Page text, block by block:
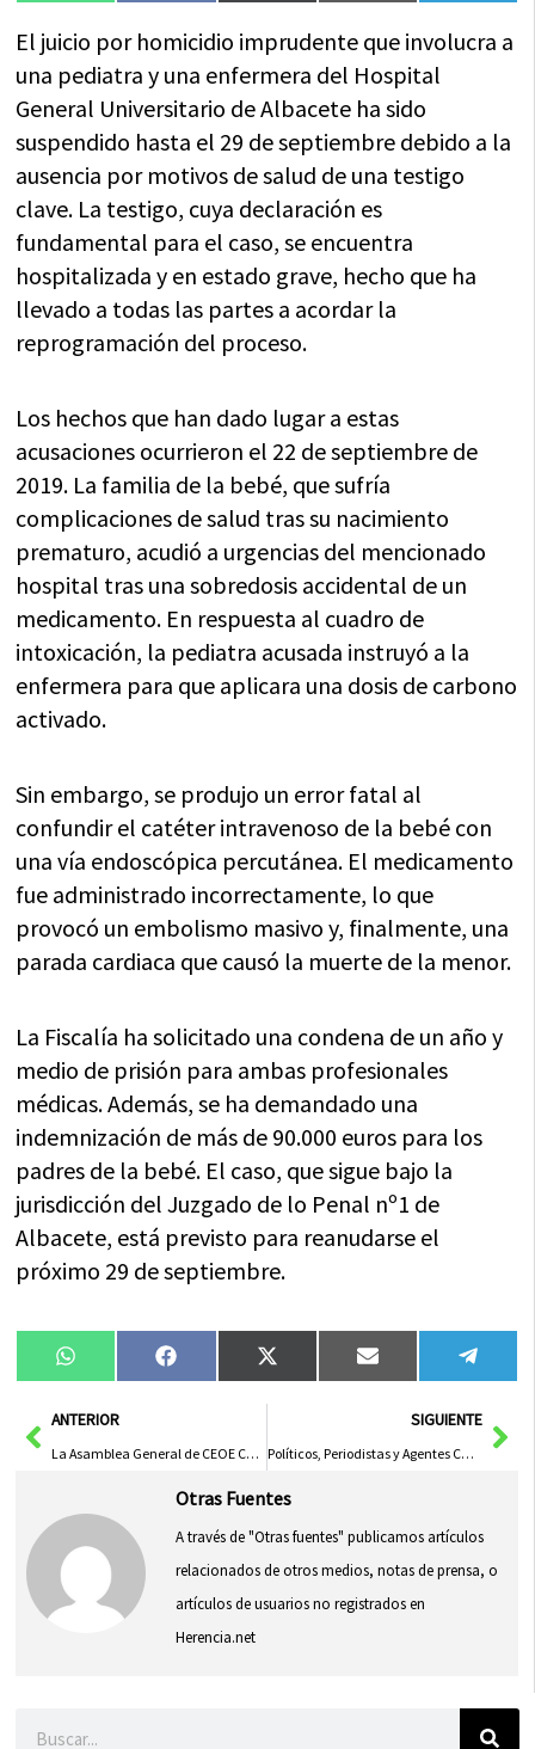
en
en
en
(Twitter) en
en
El juicio por homicidio imprudente que involucra a
una pediatra y una enfermera del Hospital
General Universitario de Albacete ha sido
suspendido hasta el 29 de septiembre debido a la
ausencia por motivos de salud de una testigo
clave. La testigo, cuya declaración es
fundamental para el caso, se encuentra
hospitalizada y en estado grave, hecho que ha
llevado a todas las partes a acordar la
reprogramación del proceso.
Los hechos que han dado lugar a estas
acusaciones ocurrieron el 22 de septiembre de
2019. La familia de la bebé, que sufría
complicaciones de salud tras su nacimiento
prematuro, acudió a urgencias del mencionado
hospital tras una sobredosis accidental de un
medicamento. En respuesta al cuadro de
intoxicación, la pediatra acusada instruyó a la
enfermera para que aplicara una dosis de carbono
activado.
Sin embargo, se produjo un error fatal al
confundir el catéter intravenoso de la bebé con
una vía endoscópica percutánea. El medicamento
fue administrado incorrectamente, lo que
provocó un embolismo masivo y, finalmente, una
parada cardiaca que causó la muerte de la menor.
La Fiscalía ha solicitado una condena de un año y
medio de prisión para ambas profesionales
médicas. Además, se ha demandado una
indemnización de más de 90.000 euros para los
padres de la bebé. El caso, que sigue bajo la
jurisdicción del Juzgado de lo Penal nº1 de
Albacete, está previsto para reanudarse el
próximo 29 de septiembre.
Compartir
en
WhatsAppCompartir
en
FacebookCompartir
en
X
(Twitter)
Compartir
en
Email
en
AntANTERIOR
La Asamblea General de CEOE Cepyme Cuenca Reeligirá a David Peña como Presidente
SIGUIENTE
Políticos, Periodistas y Agentes Culturales de Toledo Reeditan Fútbol Solidario Pre-Corpus
Otras Fuentes
A través de "Otras fuentes" publicamos artículos
relacionados de otros medios, notas de prensa, o
artículos de usuarios no registrados en
Herencia.net